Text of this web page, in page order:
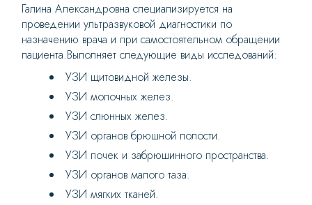
Галина Александровна специализируется на
проведении ультразвуковой диагностики по
назначению врача и при самостоятельном обращении
пациента.Выполняет следующие виды исследований:
УЗИ щитовидной железы.
УЗИ молочных желез.
УЗИ слюнных желез.
УЗИ органов брюшной полости.
УЗИ почек и забрюшинного пространства.
УЗИ органов малого таза.
УЗИ мягких тканей.